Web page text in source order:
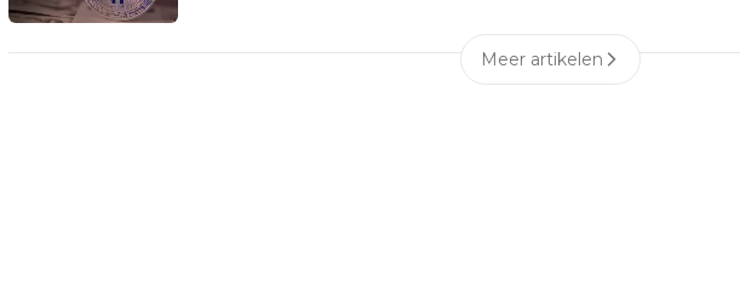
Meer artikelen